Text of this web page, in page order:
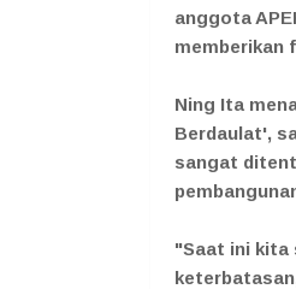
anggota
memberikan
Ning Ita
Berdaulat',
sangat
"Saat ini kita